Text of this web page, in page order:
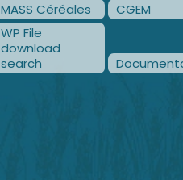
MASS Céréales
CGEM
WP File
download
search